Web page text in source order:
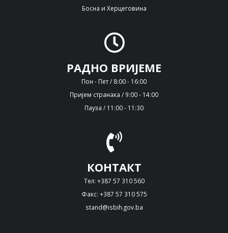
Босна и Херцеговина
РАДНО ВРИЈЕМЕ
Пон - Пет / 8:00 - 16:00
Пријем странака / 9:00 - 14:00
Пауза / 11:00 - 11:30
КОНТАКТ
Тел: +387 57 310 560
Факс: +387 57 310 575
stand@isbih.gov.ba